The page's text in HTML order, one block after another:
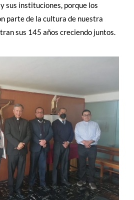
sus instituciones, porque los
parte de la cultura de nuestra
sus 145 años creciendo juntos.